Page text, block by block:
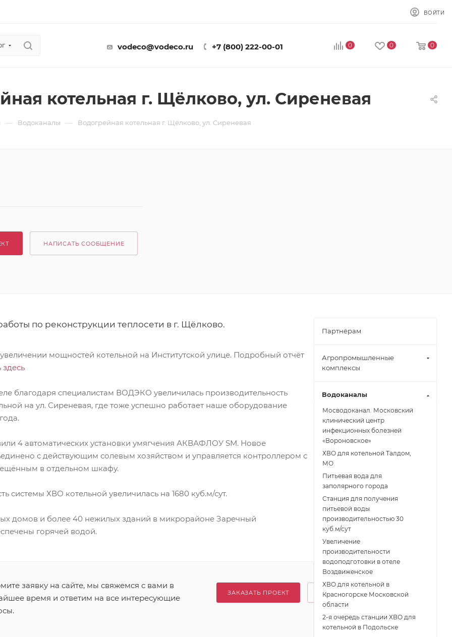
ВОЙТИ
vodeco@vodeco.ru +7 (800) 222-00-01 0 0 0
котельная г. Щёлково, ул. Сиреневая
— Водоканалы — Водогрейная котельная г. Щёлково, ул. Сиреневая
НАПИСАТЬ СООБЩЕНИЕ
по реконструкции теплосети в г. Щёлково.
мощностей котельной на Институтской улице. Подробный отчёт
здесь
благодаря специалистам ВОДЭКО увеличилась производительность
на ул. Сиреневая, где тоже успешно работает наше оборудование
4 автоматических установки умягчения АКВАФЛОУ SM. Новое
с действующим солевым хозяйством и управляется контроллером с
в отдельном шкафу.
системы ХВО котельной увеличилась на 1680 куб.м/сут.
домов и более 40 нежилых зданий в микрорайоне Заречный
горячей водой.
заявку на сайте, мы свяжемся с вами в
время и ответим на все интересующие
ЗАКАЗАТЬ ПРОЕКТ
Партнёрам
Агропромышленные
комплексы
Водоканалы
Мосводоканал. Московский
клинический центр
инфекционных болезней
«Вороновское»
ХВО для котельной Талдом,
МО
Питьевая вода для
заполярного города
Станция для получения
питьевой воды
производительностью 30
куб.м/сут
Увеличение
производительности
водоподготовки в отеле
Воздвиженское
ХВО для котельной в
Красногорске Московской
области
2-я очередь станции ХВО для
котельной в Подольске